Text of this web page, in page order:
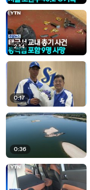
2:14
0:17
0:36